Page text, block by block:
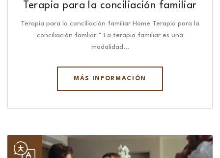
Terapia para la conciliación familiar
Terapia para la conciliación familiar Home Terapia para la
conciliación famliar “ La terapia familiar es una
modalidad…
MÁS INFORMACIÓN